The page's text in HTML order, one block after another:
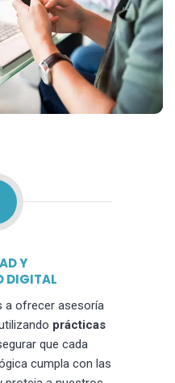
Y
DIGITAL
a ofrecer asesoría
prácticas
que cada
cumpla con las